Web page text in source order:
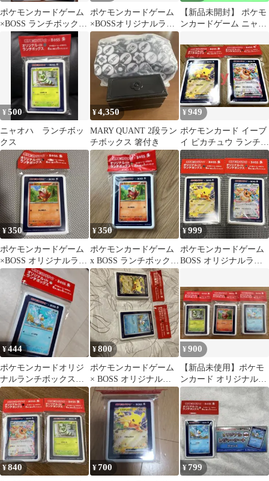
ポケモンカードゲーム
×BOSS ランチボックス
3点セット
ポケモンカードゲーム
×BOSSオリジナルラン
チボックス2個セット
【新品未開封】 ポケモ
ンカードゲーム ニャオ
ックス
¥500
ニャオハ ランチボッ
クス
¥4,350
MARY QUANT 2段ラン
チボックス 箸付き
¥949
ポケモンカード イーブ
イ ピカチュウ ランチボ
ックス 新品未開封
¥350
ポケモンカードゲーム
×BOSS オリジナルラン
チボックス ホゲータ
¥350
ポケモンカードゲーム
x BOSS ランチボックス
ホゲータ
¥999
ポケモンカードゲーム
BOSS オリジナルラン
¥444
ポケモンカードオリジ
ナルランチボックスク
ワッス☆
¥800
ポケモンカードゲーム
× BOSS オリジナルラ
ンチボックス 2種
¥900
【新品未使用】ポケモ
ンカード オリジナルラ
ンチボックスセット
BOSS
¥840 ¥700 ¥799